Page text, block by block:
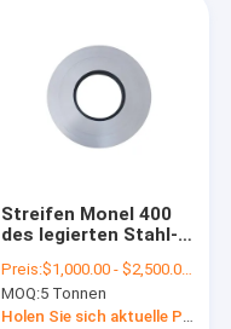
Streifen Monel 400
des legierten Stahl-
Kupfer-
Metallweiches
Folien-Band
Preis:$1,000.00 - $2,500.00/Tons
MOQ:5 Tonnen
Holen Sie sich aktuelle Preis